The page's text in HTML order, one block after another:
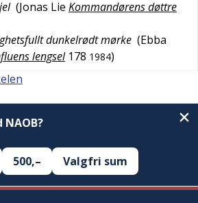
(Jonas Lie Kommandørens døttre
dunkelrødt mørke (Ebba
lengsel 178 1984)
500,– Valgfri sum